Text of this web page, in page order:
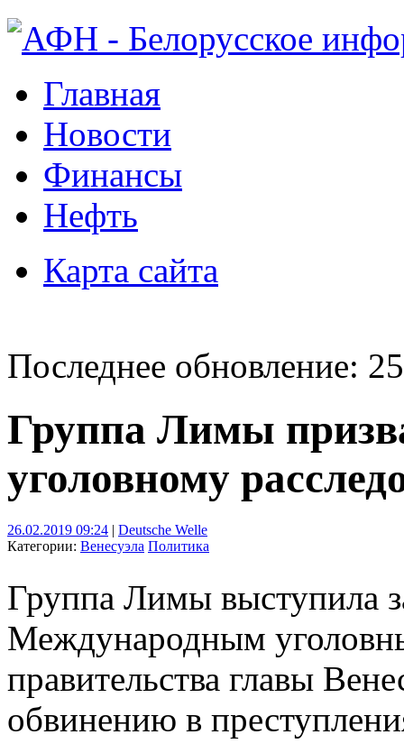
Главная
Новости
Финансы
Нефть
Карта сайта
Последнее обновление:
Группа Лимы
уголовному
26.02.2019 09:24 | Deutsche Welle
Категории: Венесуэла Политика
Группа Лимы выступила
Международным
правительства главы
обвинению в